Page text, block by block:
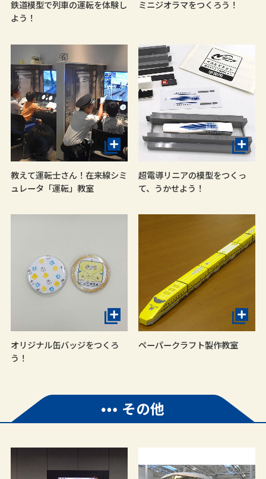
鉄道模型で列車の運転を体験し
よう！
ミニジオラマをつくろう！
教えて運転士さん！在来線シミ
ュレータ「運転」教室
超電導リニアの模型をつくっ
て、うかせよう！
オリジナル缶バッジをつくろ
う！
ペーパークラフト製作教室
その他